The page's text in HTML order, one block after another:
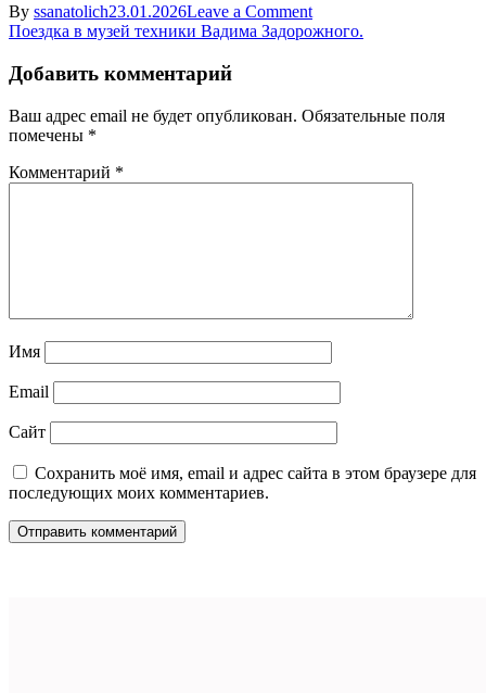
By ssanatolich23.01.2026Leave a Commenton
https
—
8
Навигация
по
записям
Поездка в музей техники Вадима Задорожного.
Добавить комментарий
Ваш адрес email не будет опубликован. Обязательные поля
помечены *
Комментарий *
Имя
Email
Сайт
Сохранить моё имя, email и адрес сайта в этом браузере для
последующих моих комментариев.